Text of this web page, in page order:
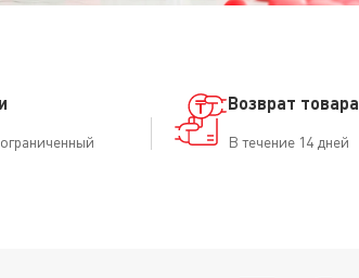
Возврат товара
В течение 14 дней